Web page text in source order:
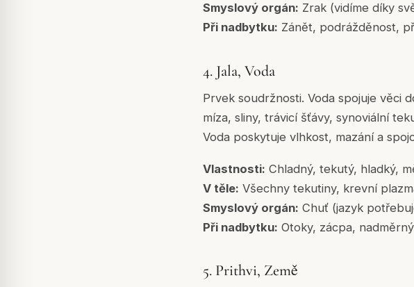
Smyslový orgán: Zrak (vidíme díky
Při nadbytku: Zánět, podrážděnost,
4. Jala, Voda
Prvek soudržnosti. Voda spojuje věci
míza, sliny, trávicí šťávy, synoviální
Voda poskytuje vlhkost, mazání a
Vlastnosti: Chladný, tekutý, hladký,
V těle: Všechny tekutiny, krevní
Smyslový orgán: Chuť (jazyk
Při nadbytku: Otoky, zácpa,
5. Prithvi, Země